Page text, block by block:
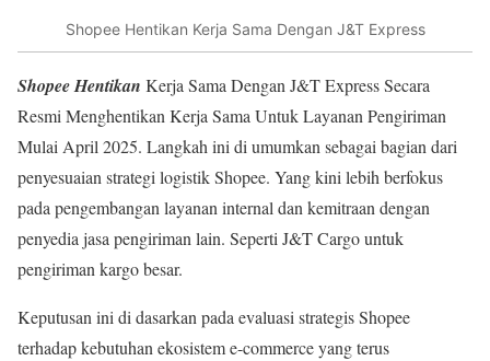
Shopee Hentikan Kerja Sama Dengan J&T Express
Shopee Hentikan Kerja Sama Dengan J&T Express Secara
Resmi Menghentikan Kerja Sama Untuk Layanan Pengiriman
Mulai April 2025. Langkah ini di umumkan sebagai bagian dari
penyesuaian strategi logistik Shopee. Yang kini lebih berfokus
pada pengembangan layanan internal dan kemitraan dengan
penyedia jasa pengiriman lain. Seperti J&T Cargo untuk
pengiriman kargo besar.
Keputusan ini di dasarkan pada evaluasi strategis Shopee
terhadap kebutuhan ekosistem e-commerce yang terus